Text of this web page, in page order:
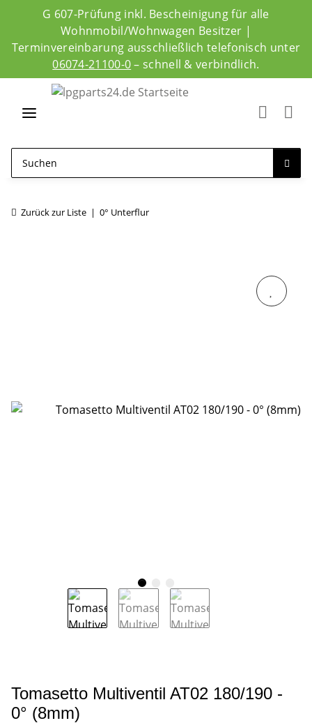
G 607-Prüfung inkl. Bescheinigung für alle
Wohnmobil/Wohnwagen Besitzer |
Terminvereinbarung ausschließlich telefonisch unter
06074-21100-0– schnell & verbindlich.
Zurück zur Liste 0° Unterflur
Tomasetto Multiventil AT02 180/190 -
0° (8mm)